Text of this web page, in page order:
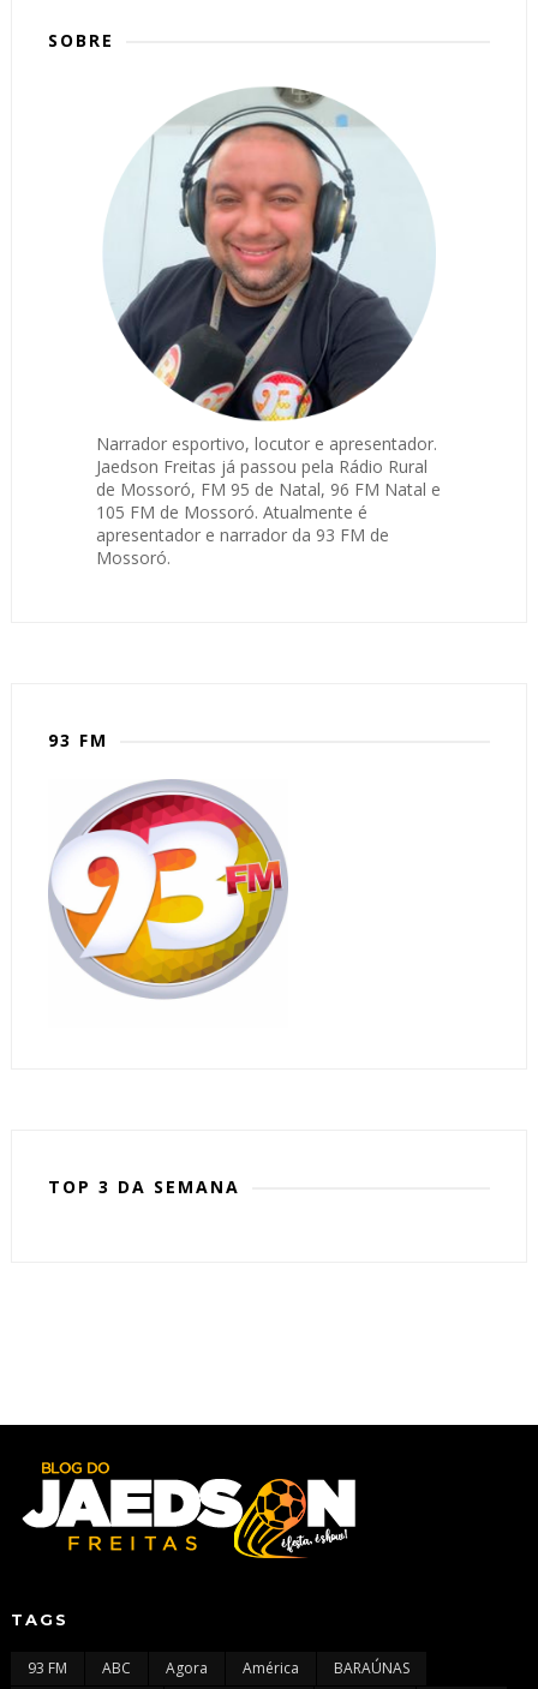
SOBRE
Narrador esportivo, locutor e apresentador.
Jaedson Freitas já passou pela Rádio Rural
de Mossoró, FM 95 de Natal, 96 FM Natal e
105 FM de Mossoró. Atualmente é
apresentador e narrador da 93 FM de
Mossoró.
93 FM
TOP 3 DA SEMANA
TAGS
93 FM ABC Agora América BARAÚNAS